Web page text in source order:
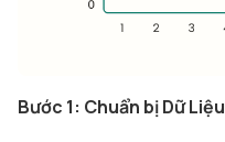
Bước 1: Chuẩn bị Dữ Liệu